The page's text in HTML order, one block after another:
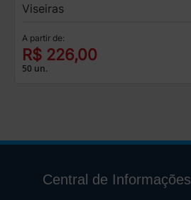
Viseiras
A partir de:
R$ 226,00
50 un.
Central de Informações